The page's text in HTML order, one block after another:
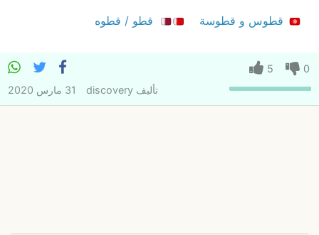
قطوس و قطوسة
قطو / قطوه
0
5
تأليفdiscovery 31 مارس 2020